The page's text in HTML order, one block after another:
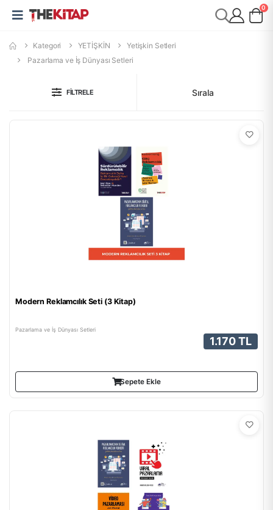
0
Kategori YETİŞKİN
Yetişkin Setleri
Pazarlama ve İş Dünyası Setleri
FILTRELE Sırala
Modern Reklamcılık Seti (3 Kitap)
Pazarlama ve İş Dünyası Setleri
1.170 TL
Sepete Ekle